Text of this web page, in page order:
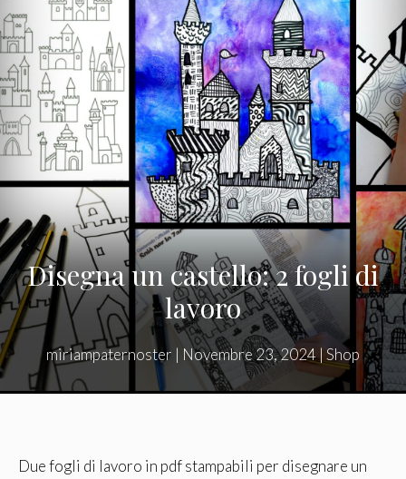
Disegna un castello: 2 fogli di
lavoro
miriampaternoster | Novembre 23, 2024|Shop
Due fogli di lavoro in pdf stampabili per disegnare un